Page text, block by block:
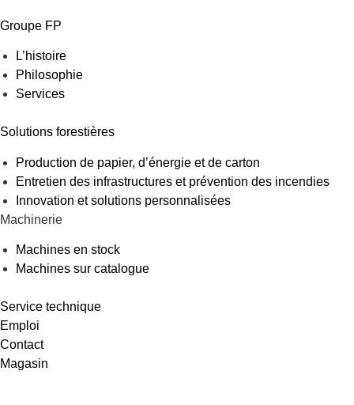
Groupe FP
L’histoire
Philosophie
Services
Solutions forestières
Production de papier, d’énergie et de carton
Entretien des infrastructures et prévention des incendies
Innovation et solutions personnalisées
Machinerie
Machines en stock
Machines sur catalogue
Service technique
Emploi
Contact
Magasin